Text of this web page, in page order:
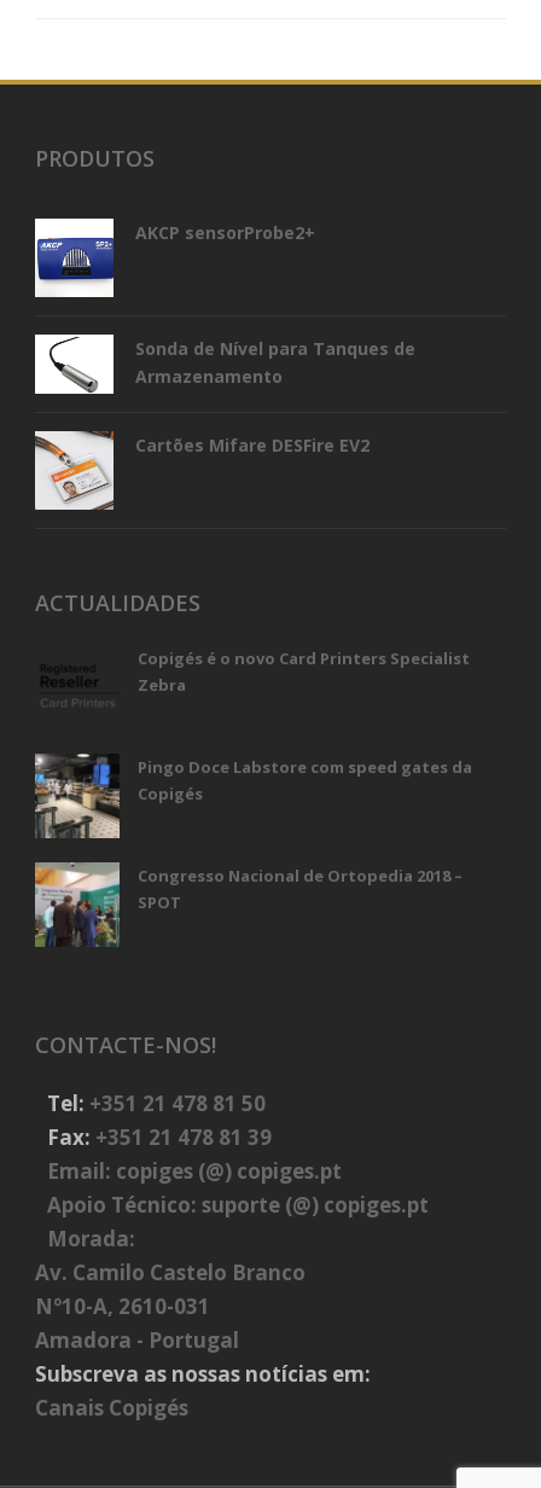
PRODUTOS
AKCP sensorProbe2+
Sonda de Nível para Tanques de
Armazenamento
Cartões Mifare DESFire EV2
ACTUALIDADES
Copigés é o novo Card Printers Specialist
Zebra
Pingo Doce Labstore com speed gates da
Copigés
Congresso Nacional de Ortopedia 2018 –
SPOT
CONTACTE-NOS!
Tel: +351 21 478 81 50
Fax: +351 21 478 81 39
Email: copiges (@) copiges.pt
Apoio Técnico: suporte (@) copiges.pt
Morada:
Av. Camilo Castelo Branco
Nº10-A, 2610-031
Amadora - Portugal
Subscreva as nossas notícias em:
Canais Copigés